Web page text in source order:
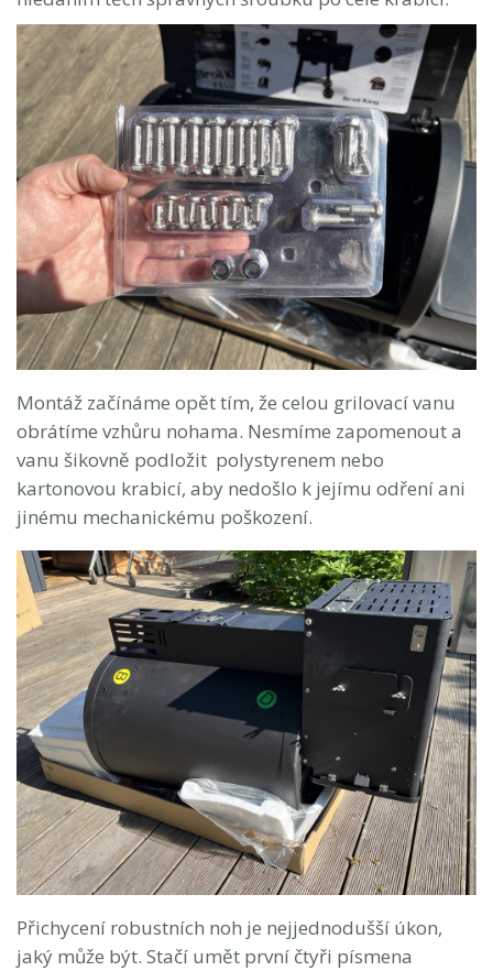
Montáž začínáme opět tím, že celou grilovací vanu
obrátíme vzhůru nohama. Nesmíme zapomenout a
vanu šikovně podložit polystyrenem nebo
kartonovou krabicí, aby nedošlo k jejímu odření ani
jinému mechanickému poškození.
Přichycení robustních noh je nejjednodušší úkon,
jaký může být. Stačí umět první čtyři písmena